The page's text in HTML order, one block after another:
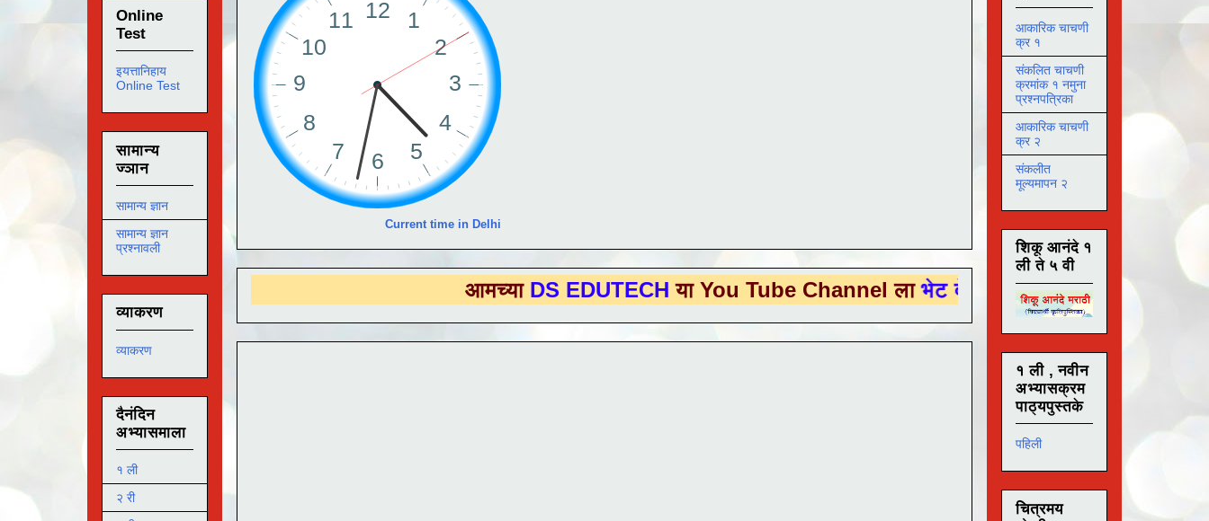
Current time in Delhi
DS EDUTECHया You Tube Channel लाभेट देण्यासाठी येथे क्लिक करा .
Online
Test
इयत्तानिहाय
Online Test
सामान्य
ज्ञान
सामान्य ज्ञान
सामान्य ज्ञान
प्रश्नावली
व्याकरण
व्याकरण
दैनंदिन
अभ्यासमाला
१ ली
२ री
आकारिक चाचणी
क्र १
संकलित चाचणी
क्रमांक १ नमुना
प्रश्नपत्रिका
आकारिक चाचणी
क्र २
संकलीत
मूल्यमापन २
शिकू आनंदे १
ली ते ५ वी
१ ली , नवीन
अभ्यासक्रम
पाठ्यपुस्तके
पहिली
चित्रमय